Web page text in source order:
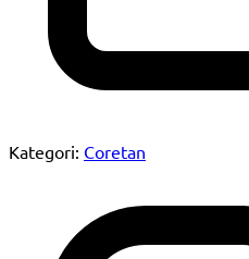
Kategori: Coretan